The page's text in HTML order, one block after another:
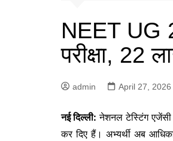
NEET UG
परीक्षा, 22
admin April 27, 2026
नई दिल्ली: नेशनल टेस्टिंग एजेंसी
कर दिए हैं। अभ्यर्थी अब